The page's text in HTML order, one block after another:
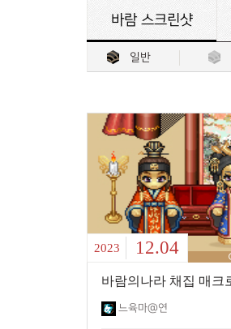
바람 스크린샷
일반
2023 12.04
느육마@연